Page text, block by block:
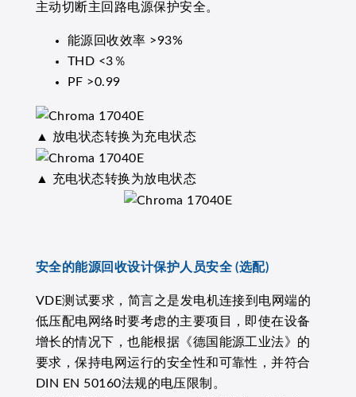
主动切断主回路电源保护安全。
能源回收效率 >93%
THD <3％
PF >0.99
▲ 放电状态转换为充电状态
▲ 充电状态转换为放电状态
安全的能源回收设计保护人员安全 (选配)
VDE测试要求，简言之是发电机连接到电网端的
低压配电网络时要考虑的主要项目，即使在设备
增长的情况下，也能根据《德国能源工业法》的
要求，保持电网运行的安全性和可靠性，并符合
DIN EN 50160法规的电压限制。